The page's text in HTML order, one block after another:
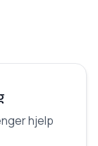
hjelp